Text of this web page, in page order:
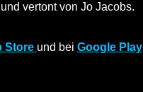
vertont von Jo Jacobs.
Store und bei Google Play